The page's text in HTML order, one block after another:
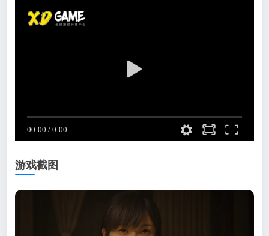
游戏截图